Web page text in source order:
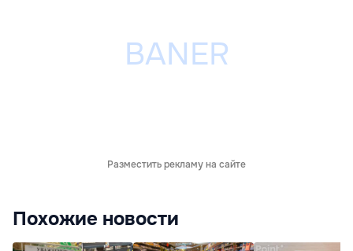
Разместить рекламу на сайте
Похожие новости